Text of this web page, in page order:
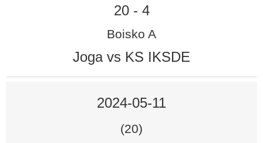
20- 4
Boisko A
Joga vs KS IKSDE
2024-05-11
(20)